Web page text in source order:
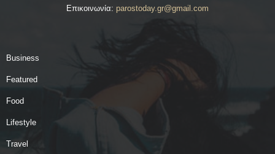
Επικοινωνία: parostoday.gr@gmail.com
Business
Featured
Food
Lifestyle
Travel